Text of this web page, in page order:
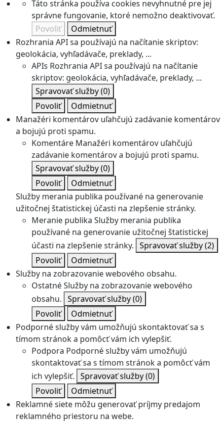
Táto stránka používa cookies nevyhnutné pre jej
správne fungovanie, ktoré nemožno deaktivovať.
Povoliť
Odmietnuť
Rozhrania API sa používajú na načítanie skriptov:
geolokácia, vyhľadávače, preklady, ...
APIs Rozhrania API sa používajú na načítanie
skriptov: geolokácia, vyhľadávače, preklady, ...
Spravovať služby(0)
Povoliť
Odmietnuť
Manažéri komentárov uľahčujú zadávanie komentárov
a bojujú proti spamu.
Komentáre Manažéri komentárov uľahčujú
zadávanie komentárov a bojujú proti spamu.
Spravovať služby(0)
Povoliť
Odmietnuť
Služby merania publika používané na generovanie
užitočnej štatistickej účasti na zlepšenie stránky.
Meranie publika Služby merania publika
používané na generovanie užitočnej štatistickej
účasti na zlepšenie stránky. Spravovať služby(2)
Povoliť
Odmietnuť
Služby na zobrazovanie webového obsahu.
OstatnéSlužby na zobrazovanie webového
obsahu. Spravovať služby(0)
Povoliť
Odmietnuť
Podporné služby vám umožňujú skontaktovať sa s
tímom stránok a pomôcť vám ich vylepšiť.
Podpora Podporné služby vám umožňujú
skontaktovať sa s tímom stránok a pomôcť vám
ich vylepšiť. Spravovať služby(0)
Povoliť
Odmietnuť
Reklamné siete môžu generovať príjmy predajom
reklamného priestoru na webe.